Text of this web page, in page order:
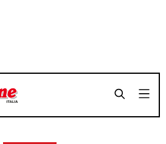
MINUTI SHARE
MINUTI SHARE